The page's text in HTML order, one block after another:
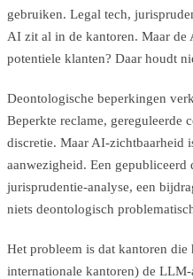
gebruiken. Legal tech,
AI zit al in de kantoren. Maar de
potentiele klanten? Daar houdt
Deontologische beperkingen
Beperkte reclame, gereguleerde
discretie. Maar AI-zichtbaarheid
aanwezigheid. Een gepubliceerd
jurisprudentie-analyse, een
niets deontologisch
Het probleem is dat kantoren die
internationale kantoren) de